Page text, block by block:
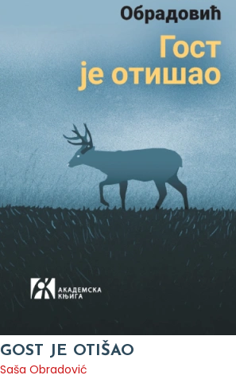
GOST JE OTIŠAO
Saša Obradović